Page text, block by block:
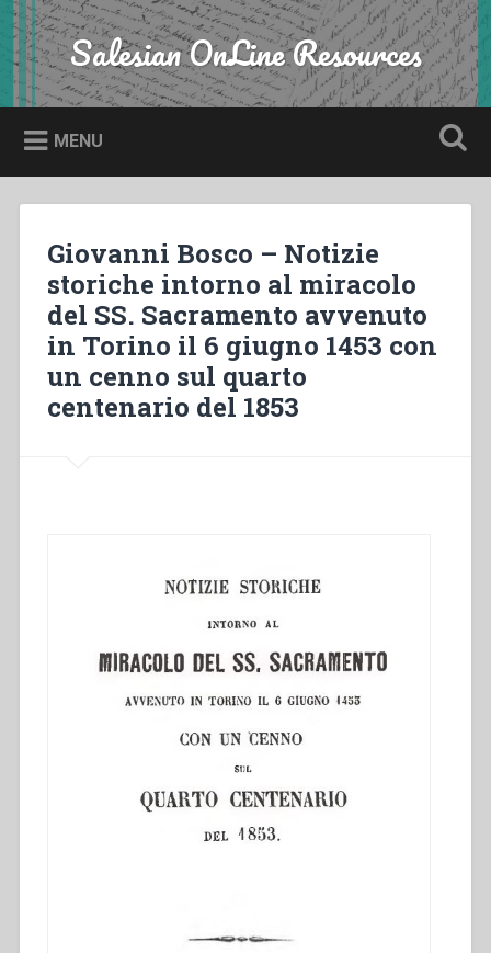
Skip
to
content
Search Salesian OnLine Resources
MENU
Giovanni Bosco – Notizie
storiche intorno al miracolo
del SS. Sacramento avvenuto
in Torino il 6 giugno 1453 con
un cenno sul quarto
centenario del 1853